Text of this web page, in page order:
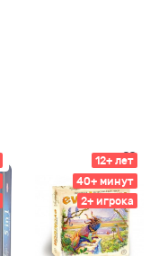
12+ лет
40+ минут
2+ игрока